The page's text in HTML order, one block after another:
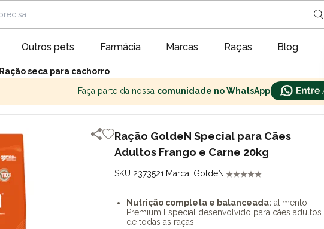
Outros pets Farmácia Marcas Raças Blog
Faça parte da nossa comunidade no WhatsApp
Ração seca para cachorro
Ração GoldeN Special para Cães
Adultos Frango e Carne 20kg
SKU 2373521 Marca: GoldeN |
Nutrição completa e balanceada: alimento
Premium Especial desenvolvido para cães adultos
de todas as raças.